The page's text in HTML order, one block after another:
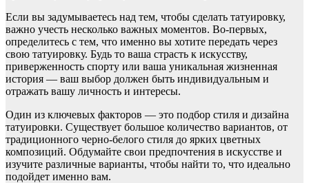
Если вы задумываетесь над тем, чтобы сделать татуировку,
важно учесть несколько важных моментов. Во-первых,
определитесь с тем, что именно вы хотите передать через
свою татуировку. Будь то ваша страсть к искусству,
приверженность спорту или ваша уникальная жизненная
история — ваш выбор должен быть индивидуальным и
отражать вашу личность и интересы.
Один из ключевых факторов — это подбор стиля и дизайна
татуировки. Существует большое количество вариантов, от
традиционного черно-белого стиля до ярких цветных
композиций. Обдумайте свои предпочтения в искусстве и
изучите различные варианты, чтобы найти то, что идеально
подойдет именно вам.